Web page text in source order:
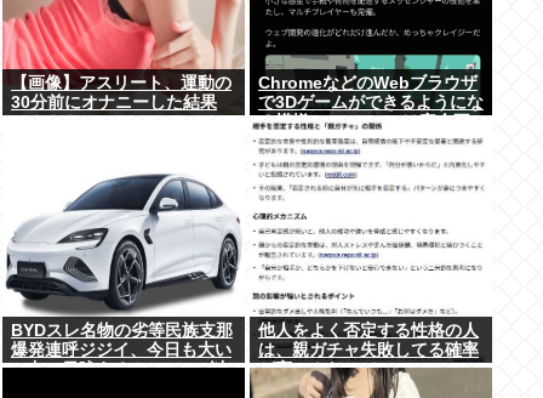
【画像】アスリート、運動の
30分前にオナニーした結果
ChromeなどのWebブラウザ
で3Dゲームができるようにな
る模様。Windowsは完全不
要に
BYDスレ名物の劣等民族支那
爆発連呼ジジイ、今日も大い
に丸一日吠える！160レス以
他人をよく否定する性格の人
は、親ガチャ失敗してる確率
が高いんだって